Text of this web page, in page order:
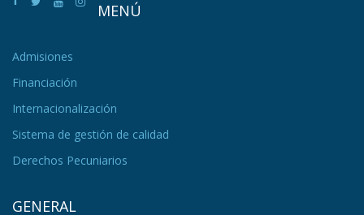
MENÚ
Admisiones
Financiación
Internacionalización
Sistema de gestión de calidad
Derechos Pecuniarios
GENERAL